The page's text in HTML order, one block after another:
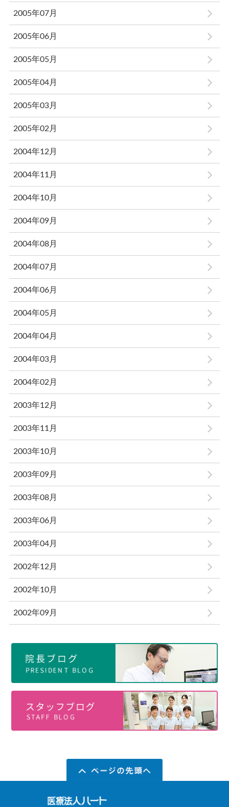
2005年07月
2005年06月
2005年05月
2005年04月
2005年03月
2005年02月
2004年12月
2004年11月
2004年10月
2004年09月
2004年08月
2004年07月
2004年06月
2004年05月
2004年04月
2004年03月
2004年02月
2003年12月
2003年11月
2003年10月
2003年09月
2003年08月
2003年06月
2003年04月
2002年12月
2002年10月
2002年09月